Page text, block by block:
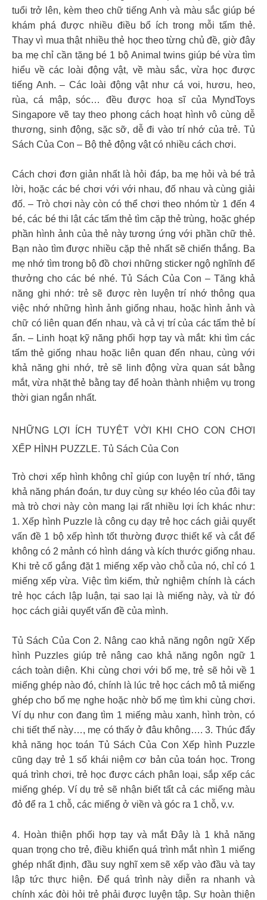
tuổi trở lên, kèm theo chữ tiếng Anh và màu sắc giúp bé
khám phá được nhiều điều bổ ích trong mỗi tấm thẻ.
Thay vì mua thật nhiều thẻ học theo từng chủ đề, giờ đây
ba mẹ chỉ cần tặng bé 1 bộ Animal twins giúp bé vừa tìm
hiểu về các loài động vật, về màu sắc, vừa học được
tiếng Anh. – Các loài động vật như cá voi, hươu, heo,
rùa, cá mập, sóc… đều được hoạ sĩ của MyndToys
Singapore vẽ tay theo phong cách hoạt hình vô cùng dễ
thương, sinh động, sặc sỡ, dễ đi vào trí nhớ của trẻ. Tủ
Sách Của Con – Bộ thẻ động vật có nhiều cách chơi.
Cách chơi đơn giản nhất là hỏi đáp, ba mẹ hỏi và bé trả
lời, hoặc các bé chơi với với nhau, đố nhau và cùng giải
đố. – Trò chơi này còn có thể chơi theo nhóm từ 1 đến 4
bé, các bé thi lật các tấm thẻ tìm cặp thẻ trùng, hoặc ghép
phần hình ảnh của thẻ này tương ứng với phần chữ thẻ.
Bạn nào tìm được nhiều cặp thẻ nhất sẽ chiến thắng. Ba
mẹ nhớ tìm trong bộ đồ chơi những sticker ngộ nghĩnh để
thưởng cho các bé nhé. Tủ Sách Của Con – Tăng khả
năng ghi nhớ: trẻ sẽ được rèn luyện trí nhớ thông qua
việc nhớ những hình ảnh giống nhau, hoặc hình ảnh và
chữ có liên quan đến nhau, và cả vị trí của các tấm thẻ bí
ẩn. – Linh hoạt kỹ năng phối hợp tay và mắt: khi tìm các
tấm thẻ giống nhau hoặc liên quan đến nhau, cùng với
khả năng ghi nhớ, trẻ sẽ linh động vừa quan sát bằng
mắt, vừa nhặt thẻ bằng tay để hoàn thành nhiệm vụ trong
thời gian ngắn nhất.
NHỮNG LỢI ÍCH TUYỆT VỜI KHI CHO CON CHƠI
XẾP HÌNH PUZZLE. Tủ Sách Của Con
Trò chơi xếp hình không chỉ giúp con luyện trí nhớ, tăng
khả năng phán đoán, tư duy cùng sự khéo léo của đôi tay
mà trò chơi này còn mang lại rất nhiều lợi ích khác như:
1. Xếp hình Puzzle là công cụ dạy trẻ học cách giải quyết
vấn đề 1 bộ xếp hình tốt thường được thiết kế và cắt để
không có 2 mảnh có hình dáng và kích thước giống nhau.
Khi trẻ cố gắng đặt 1 miếng xếp vào chỗ của nó, chỉ có 1
miếng xếp vừa. Việc tìm kiếm, thử nghiệm chính là cách
trẻ học cách lập luận, tại sao lại là miếng này, và từ đó
học cách giải quyết vấn đề của mình.
Tủ Sách Của Con 2. Nâng cao khả năng ngôn ngữ Xếp
hình Puzzles giúp trẻ nâng cao khả năng ngôn ngữ 1
cách toàn diện. Khi cùng chơi với bố mẹ, trẻ sẽ hỏi về 1
miếng ghép nào đó, chính là lúc trẻ học cách mô tả miếng
ghép cho bố mẹ nghe hoặc nhờ bố mẹ tìm khi cùng chơi.
Ví dụ như con đang tìm 1 miếng màu xanh, hình tròn, có
chi tiết thế này…, mẹ có thấy ở đâu không…. 3. Thúc đẩy
khả năng học toán Tủ Sách Của Con Xếp hình Puzzle
cũng dạy trẻ 1 số khái niệm cơ bản của toán học. Trong
quá trình chơi, trẻ học được cách phân loại, sắp xếp các
miếng ghép. Ví dụ trẻ sẽ nhận biết tất cả các miếng màu
đỏ để ra 1 chỗ, các miếng ở viền và góc ra 1 chỗ, v.v.
4. Hoàn thiện phối hợp tay và mắt Đây là 1 khả năng
quan trọng cho trẻ, điều khiển quá trình mắt nhìn 1 miếng
ghép nhất định, đầu suy nghĩ xem sẽ xếp vào đầu và tay
lập tức thực hiện. Để quá trình này diễn ra nhanh và
chính xác đòi hỏi trẻ phải được luyện tập. Sự hoàn thiện